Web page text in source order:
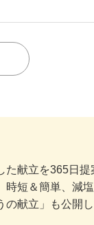
た献立を365日提
時短＆簡単、減
の献立」も公開